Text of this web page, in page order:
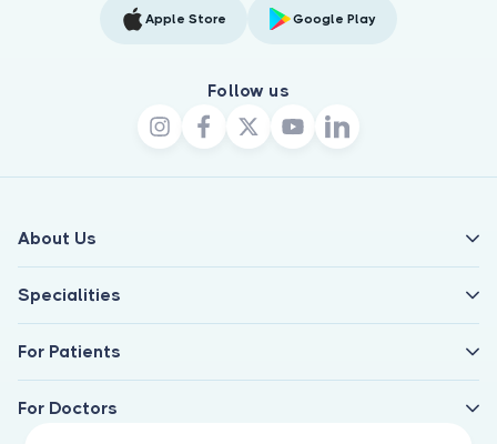
Apple Store Google Play
Follow us
About Us
Specialities
For Patients
For Doctors